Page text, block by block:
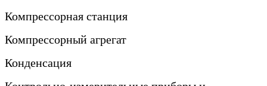
Компрессорная станция
Компрессорный агрегат
Конденсация